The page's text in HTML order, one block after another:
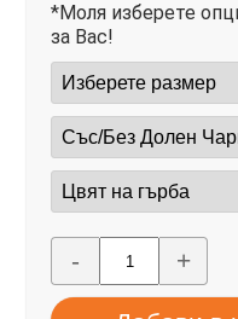
*Моля изберете
за Вас!
- +